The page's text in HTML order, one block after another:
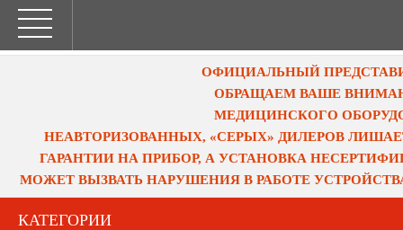
ОФИЦИАЛЬНЫЙ
ОБРАЩАЕМ ВАШЕ
МЕДИЦИНСКОГО
НЕАВТОРИЗОВАННЫХ, «СЕРЫХ» ДИЛЕРОВ
ГАРАНТИИ НА ПРИБОР, А УСТАНОВКА
МОЖЕТ ВЫЗВАТЬ НАРУШЕНИЯ В РАБОТЕ
КАТЕГОРИИ